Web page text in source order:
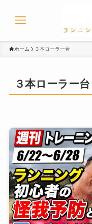
ホーム ３本ローラー台
３本ローラー台